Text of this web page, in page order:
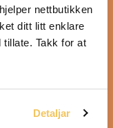
nettbutikken
ditt litt enklare
Takk for at
Detaljar